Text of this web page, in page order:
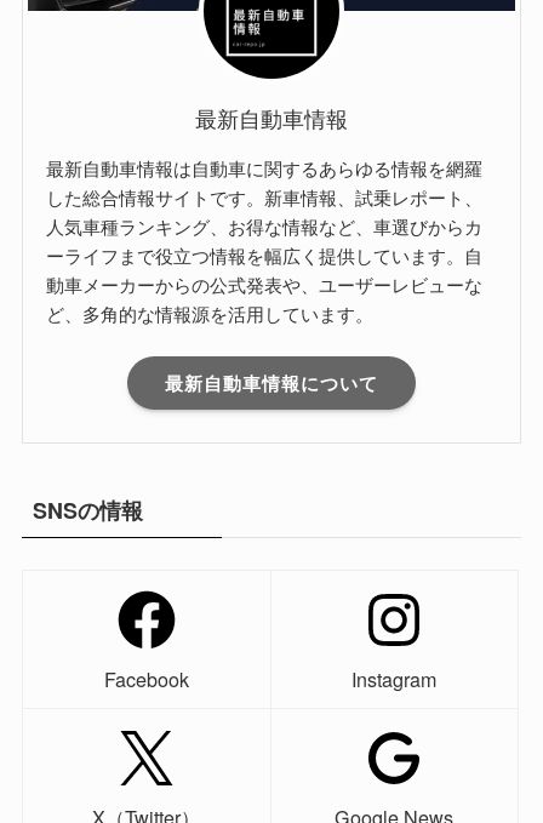
最新自動車情報
最新自動車情報は自動車に関するあらゆる情報を網羅
した総合情報サイトです。新車情報、試乗レポート、
人気車種ランキング、お得な情報など、車選びからカ
ーライフまで役立つ情報を幅広く提供しています。自
動車メーカーからの公式発表や、ユーザーレビューな
ど、多角的な情報源を活用しています。
最新自動車情報について
SNSの情報
Facebook Instagram
X（Twitter） Google News